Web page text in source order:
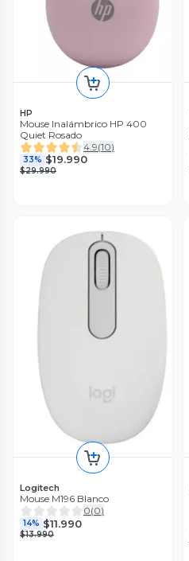
HP
Mouse Inalámbrico HP 400
Quiet Rosado
4.9(10)
33% $19.990
$29.990
Logitech
Mouse M196 Blanco
0(0)
14% $11.990
$13.990